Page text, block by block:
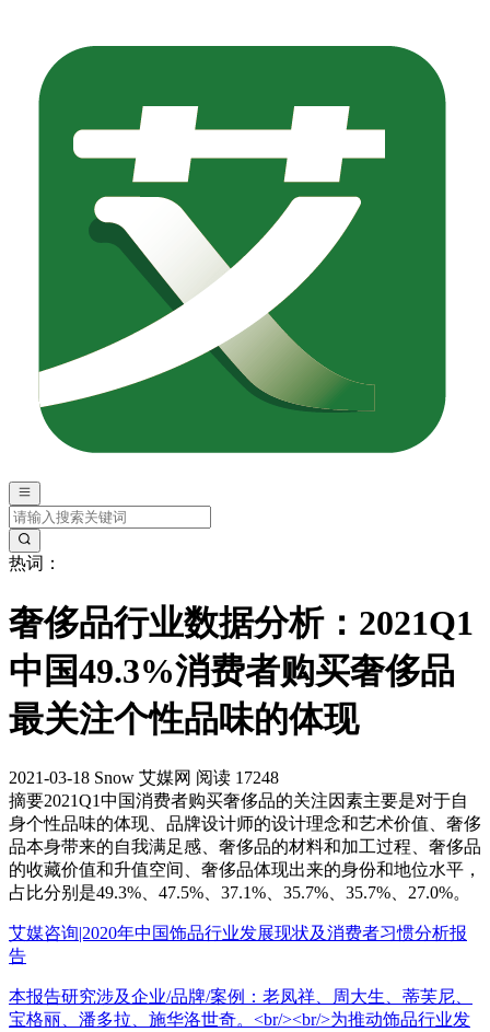
热词：
奢侈品行业数据分析：2021Q1
中国49.3%消费者购买奢侈品
最关注个性品味的体现
2021-03-18 Snow 艾媒网 阅读 17248
摘要2021Q1中国消费者购买奢侈品的关注因素主要是对于自
身个性品味的体现、品牌设计师的设计理念和艺术价值、奢侈
品本身带来的自我满足感、奢侈品的材料和加工过程、奢侈品
的收藏价值和升值空间、奢侈品体现出来的身份和地位水平，
占比分别是49.3%、47.5%、37.1%、35.7%、35.7%、27.0%。
艾媒咨询|2020年中国饰品行业发展现状及消费者习惯分析报
告
本报告研究涉及企业/品牌/案例：老凤祥、周大生、蒂芙尼、
宝格丽、潘多拉、施华洛世奇。<br/><br/>为推动饰品行业发